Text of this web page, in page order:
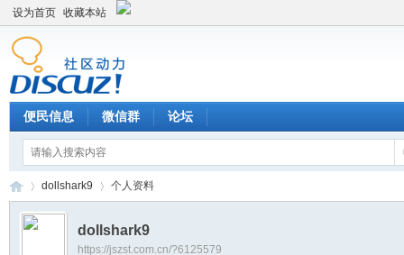
设为首页 收藏本站
便民信息 微信群 论坛
dollshark9 个人资料
dollshark9
https://jszst.com.cn/?6125579